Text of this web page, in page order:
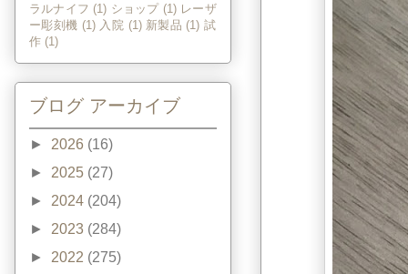
ラルナイフ (1) ショップ (1) レーザ
ー彫刻機 (1) 入院 (1) 新製品 (1) 試
作 (1)
ブログ アーカイブ
► 2026 (16)
► 2025 (27)
► 2024 (204)
► 2023 (284)
► 2022 (275)